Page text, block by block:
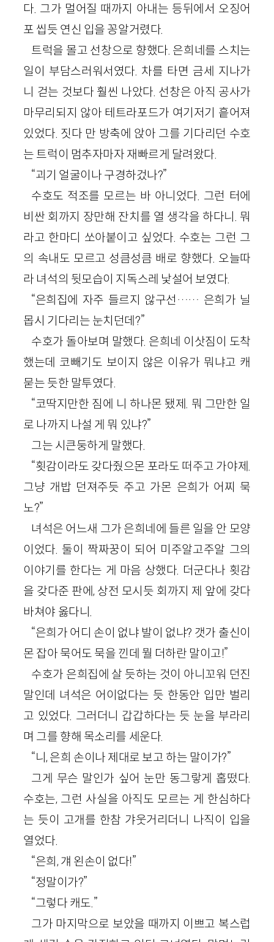
다. 그가 멀어질 때까지 아내는 등뒤에서 오징어
포 씹듯 연신 입을 꽁알거렸다.
트럭을 몰고 선창으로 향했다. 은희네를 스치는
일이 부담스러워서였다. 차를 타면 금세 지나가
니 걷는 것보다 훨씬 나았다. 선창은 아직 공사가
마무리되지 않아 테트라포드가 여기저기 흩어져
있었다. 짓다 만 방축에 앉아 그를 기다리던 수호
는 트럭이 멈추자마자 재빠르게 달려왔다.
“괴기 얼굴이나 구경하겄나?”
수호도 적조를 모르는 바 아니었다. 그런 터에
비싼 회까지 장만해 잔치를 열 생각을 하다니. 뭐
라고 한마디 쏘아붙이고 싶었다. 수호는 그런 그
의 속내도 모르고 성큼성큼 배로 향했다. 오늘따
라 녀석의 뒷모습이 지독스레 낯설어 보였다.
“은희집에 자주 들르지 않구선…… 은희가 닐
몹시 기다리는 눈치던데?”
수호가 돌아보며 말했다. 은희네 이삿짐이 도착
했는데 코빼기도 보이지 않은 이유가 뭐냐고 캐
묻는 듯한 말투였다.
“코딱지만한 짐에 니 하나몬 됐제. 뭐 그만한 일
로 나까지 나설 게 뭐 있냐?”
그는 시큰둥하게 말했다.
“횟감이라도 갖다줬으몬 포라도 떠주고 가야제.
그냥 개밥 던져주듯 주고 가몬 은희가 어찌 묵
노?”
녀석은 어느새 그가 은희네에 들른 일을 안 모양
이었다. 둘이 짝짜꿍이 되어 미주알고주알 그의
이야기를 한다는 게 마음 상했다. 더군다나 횟감
을 갖다준 판에, 상전 모시듯 회까지 제 앞에 갖다
바쳐야 옳다니.
“은희가 어디 손이 없냐 발이 없냐? 갯가 출신이
몬 잡아 묵어도 묵을 낀데 뭘 더하란 말이고!”
수호가 은희집에 살 듯하는 것이 아니꼬워 던진
말인데 녀석은 어이없다는 듯 한동안 입만 벌리
고 있었다. 그러더니 갑갑하다는 듯 눈을 부라리
며 그를 향해 목소리를 세운다.
“니, 은희 손이나 제대로 보고 하는 말이가?”
그게 무슨 말인가 싶어 눈만 동그랗게 홉떴다.
수호는, 그런 사실을 아직도 모르는 게 한심하다
는 듯이 고개를 한참 갸웃거리더니 나직이 입을
열었다.
“은희, 걔 왼손이 없다!”
“정말이가?”
“그렇다 캐도.”
그가 마지막으로 보았을 때까지 이쁘고 복스럽